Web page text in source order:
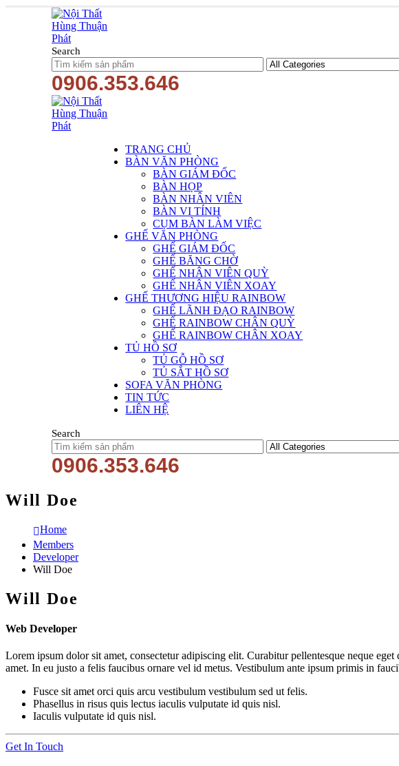
Search
0906.353.646
TRANG CHỦ
BÀN VĂN PHÒNG
BÀN GIÁM ĐỐC
BÀN HỌP
BÀN NHÂN VIÊN
BÀN VI TÍNH
CỤM BÀN LÀM VIỆC
GHẾ VĂN PHÒNG
GHẾ GIÁM ĐỐC
GHẾ BĂNG CHỜ
GHẾ NHÂN VIÊN QUỲ
GHẾ NHÂN VIÊN XOAY
GHẾ THƯƠNG HIỆU RAINBOW
GHẾ LÃNH ĐẠO RAINBOW
GHẾ RAINBOW CHÂN QUỲ
GHẾ RAINBOW CHÂN XOAY
TỦ HỒ SƠ
TỦ GỖ HỒ SƠ
TỦ SẮT HỒ SƠ
SOFA VĂN PHÒNG
TIN TỨC
LIÊN HỆ
Search
0906.353.646
Will Doe
Home
Members
Developer
Will Doe
Will Doe
Web Developer
Lorem ipsum dolor sit amet, consectetur adipiscing elit. Curabitur pellentesque neque
amet. In eu justo a felis faucibus ornare vel id metus. Vestibulum ante ipsum primis in
Fusce sit amet orci quis arcu vestibulum vestibulum sed ut felis.
Phasellus in risus quis lectus iaculis vulputate id quis nisl.
Iaculis vulputate id quis nisl.
Get In Touch